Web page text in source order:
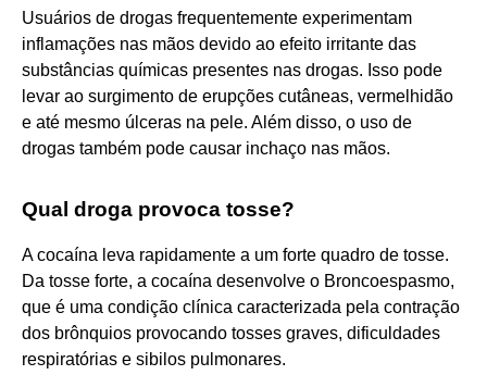
Usuários de drogas frequentemente experimentam
inflamações nas mãos devido ao efeito irritante das
substâncias químicas presentes nas drogas. Isso pode
levar ao surgimento de erupções cutâneas, vermelhidão
e até mesmo úlceras na pele. Além disso, o uso de
drogas também pode causar inchaço nas mãos.
Qual droga provoca tosse?
A cocaína leva rapidamente a um forte quadro de tosse.
Da tosse forte, a cocaína desenvolve o Broncoespasmo,
que é uma condição clínica caracterizada pela contração
dos brônquios provocando tosses graves, dificuldades
respiratórias e sibilos pulmonares.